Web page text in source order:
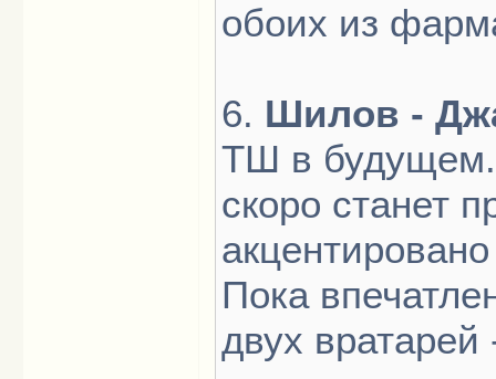
обоих из
6. Шилов -
ТШ в будущем.
скоро станет
Пока
двух вратарей